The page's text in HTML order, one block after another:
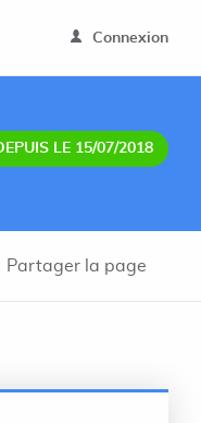
Connexion
LE 15/07/2018
Partager la page